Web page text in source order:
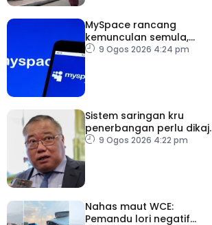
MySpace rancang
kemunculan semula,
manfaatkan nostalgia
9 Ogos 2026 4:24 pm
Sistem saringan kru
penerbangan perlu dikaji
semula – Tiong
9 Ogos 2026 4:22 pm
Nahas maut WCE:
Pemandu lori negatif